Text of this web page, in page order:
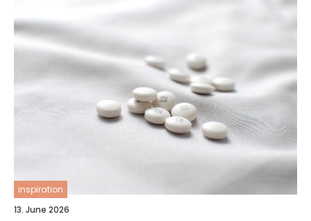
inspiration
13. June 2026